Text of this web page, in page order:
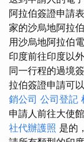
阿拉伯簽證申請
家的沙烏地阿拉
用沙烏地阿拉伯
印度前往印度以
同一行程的過境
拉伯簽證申請可
銷公司 公司登記
申請人前往大使
社代辦護照 是的